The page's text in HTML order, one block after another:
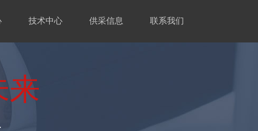
技术中心 供采信息 联系我们
来